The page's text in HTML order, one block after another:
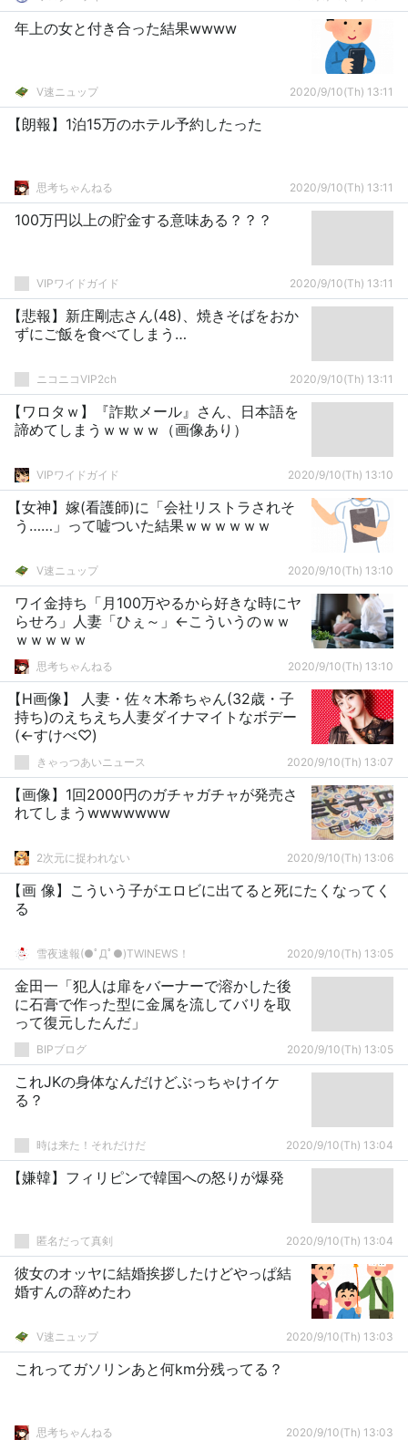
年上の女と付き合った結果wwww
V速ニュップ 2020/9/10(Th) 13:11
【朗報】1泊15万のホテル予約したった
思考ちゃんねる 2020/9/10(Th) 13:11
100万円以上の貯金する意味ある？？？
VIPワイドガイド 2020/9/10(Th) 13:11
【悲報】新庄剛志さん(48)、焼きそばをおか
ずにご飯を食べてしまう…
ニコニコVIP2ch 2020/9/10(Th) 13:11
【ワロタｗ】『詐欺メール』さん、日本語を
諦めてしまうｗｗｗｗ（画像あり）
VIPワイドガイド 2020/9/10(Th) 13:10
【女神】嫁(看護師)に「会社リストラされそ
う……」って嘘ついた結果ｗｗｗｗｗｗ
V速ニュップ 2020/9/10(Th) 13:10
ワイ金持ち「月100万やるから好きな時にヤ
らせろ」人妻「ひぇ～」←こういうのｗｗ
ｗｗｗｗｗ
思考ちゃんねる 2020/9/10(Th) 13:10
【H画像】 人妻・佐々木希ちゃん(32歳・子
持ち)のえちえち人妻ダイナマイトなボデー
(←すけべ♡)
きゃっつあいニュース 2020/9/10(Th) 13:07
【画像】1回2000円のガチャガチャが発売さ
れてしまうwwwwwww
2次元に捉われない 2020/9/10(Th) 13:06
【画 像】こういう子がエロビに出てると死にたくなってく
る
雪夜速報(●ﾟДﾟ●)TWINEWS！ 2020/9/10(Th) 13:05
金田一「犯人は扉をバーナーで溶かした後
に石膏で作った型に金属を流してバリを取
って復元したんだ」
BIPブログ 2020/9/10(Th) 13:05
これJKの身体なんだけどぶっちゃけイケ
る？
時は来た！それだけだ 2020/9/10(Th) 13:04
【嫌韓】フィリピンで韓国への怒りが爆発
匿名だって真剣 2020/9/10(Th) 13:04
彼女のオッヤに結婚挨拶したけどやっぱ結
婚すんの辞めたわ
V速ニュップ 2020/9/10(Th) 13:03
これってガソリンあと何km分残ってる？
思考ちゃんねる 2020/9/10(Th) 13:03